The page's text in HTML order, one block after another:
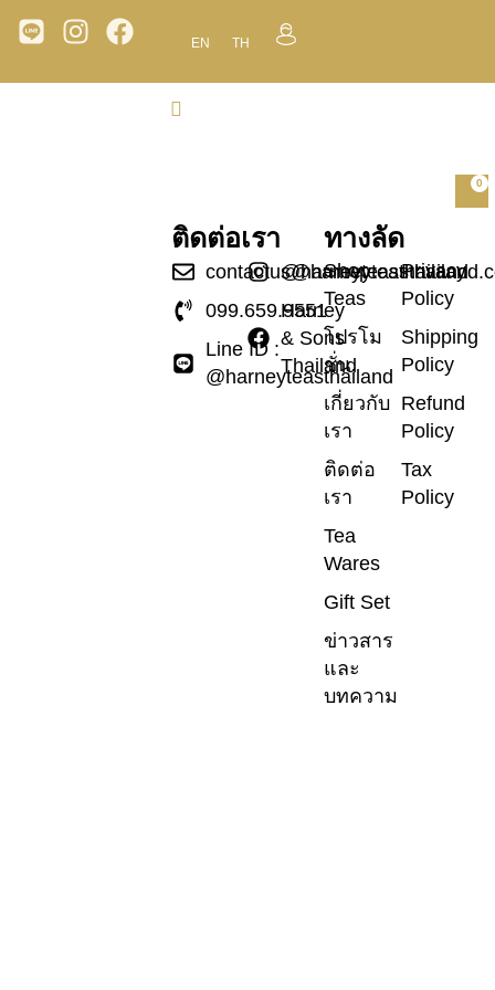
EN TH
0
ทางลัด
Shop
Teas
โปรโม
ชั่น
เกี่ยวกับ
เรา
ติดต่อ
เรา
Tea
Wares
Gift Set
ข่าวสาร
และ
บทความ
Privacy
Policy
Shipping
Policy
Refund
Policy
Tax
Policy
ติดต่อเรา
099.659.9551
Line ID :
@harneyteasthailand
@harneyteasthailand
Harney
& Sons
Thailand